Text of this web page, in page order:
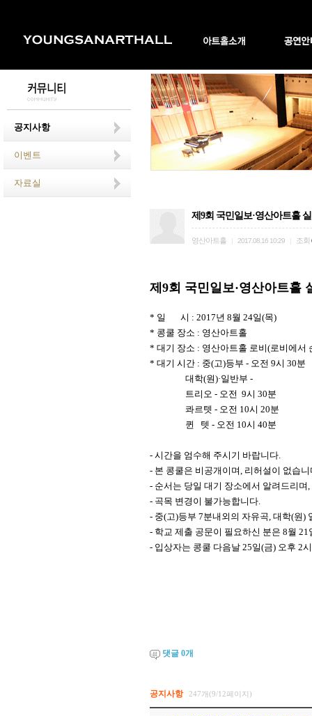
공지사항
이벤트
자료실
제9회 국민일보·영산아트홀
영산아트홀 2017.08.16 10:29 조회
제9회 국민일보·영산아트홀
* 일 시 : 2017년 8월 24일(목)
* 콩쿨 장소 : 영산아트홀
* 대기 장소 : 영산아트홀 로비(로비에서
* 대기 시간 : 중(고)등부 - 오전 9시 30분
대학(원)·일반부 -
트리오 - 오전 9시 30분
콰르텟 - 오전 10시 20분
퀸 텟 - 오전 10시 40분
- 시간을 엄수해 주시기 바랍니다.
- 본 콩쿨은 비공개이며, 리허설이 없습니
- 순서는 당일 대기 장소에서 알려드리
- 곡목 변경이 불가능합니다.
- 중(고)등부 7분내외의 자유곡, 대학(원)
- 학교 제출 공문이 필요하신 분은 8월
- 입상자는 콩쿨 다음날 25일(금) 오후 2
댓글 0개
공지사항 247개(9/12페이지)